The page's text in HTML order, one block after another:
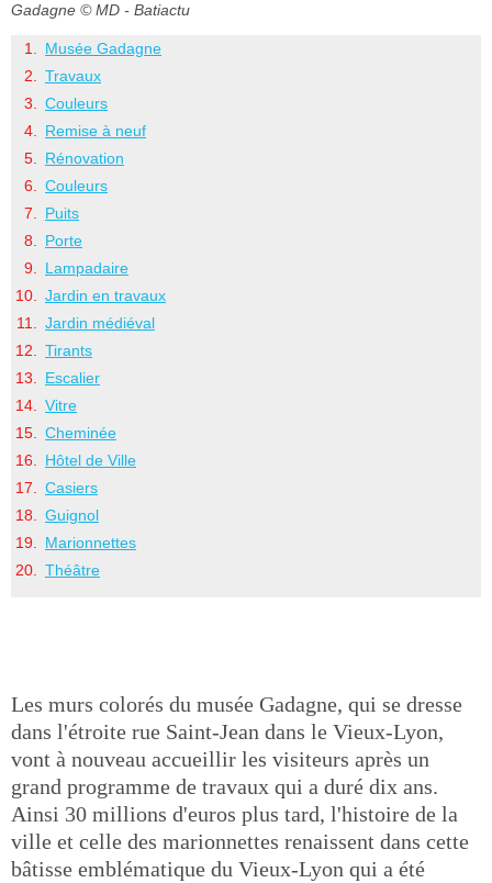
Gadagne © MD - Batiactu
Musée Gadagne
Travaux
Couleurs
Remise à neuf
Rénovation
Couleurs
Puits
Porte
Lampadaire
Jardin en travaux
Jardin médiéval
Tirants
Escalier
Vitre
Cheminée
Hôtel de Ville
Casiers
Guignol
Marionnettes
Théâtre
Les murs colorés du musée Gadagne, qui se dresse
dans l'étroite rue Saint-Jean dans le Vieux-Lyon,
vont à nouveau accueillir les visiteurs après un
grand programme de travaux qui a duré dix ans.
Ainsi 30 millions d'euros plus tard, l'histoire de la
ville et celle des marionnettes renaissent dans cette
bâtisse emblématique du Vieux-Lyon qui a été